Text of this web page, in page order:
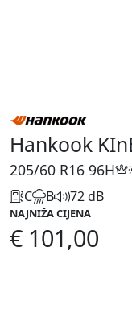
Hankook
205/60 R16 96H
C B 72 dB
NAJNIŽA CIJENA
€ 101,00